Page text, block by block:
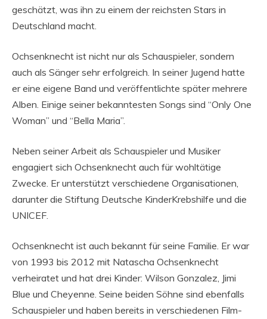
geschätzt, was ihn zu einem der reichsten Stars in
Deutschland macht.
Ochsenknecht ist nicht nur als Schauspieler, sondern
auch als Sänger sehr erfolgreich. In seiner Jugend hatte
er eine eigene Band und veröffentlichte später mehrere
Alben. Einige seiner bekanntesten Songs sind “Only One
Woman” und “Bella Maria”.
Neben seiner Arbeit als Schauspieler und Musiker
engagiert sich Ochsenknecht auch für wohltätige
Zwecke. Er unterstützt verschiedene Organisationen,
darunter die Stiftung Deutsche KinderKrebshilfe und die
UNICEF.
Ochsenknecht ist auch bekannt für seine Familie. Er war
von 1993 bis 2012 mit Natascha Ochsenknecht
verheiratet und hat drei Kinder: Wilson Gonzalez, Jimi
Blue und Cheyenne. Seine beiden Söhne sind ebenfalls
Schauspieler und haben bereits in verschiedenen Film-